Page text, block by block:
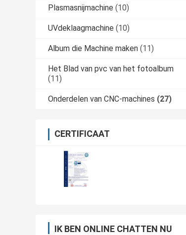
Plasmasnijmachine (10)
UVdeklaagmachine (10)
Album die Machine maken (11)
Het Blad van pvc van het fotoalbum
(11)
Onderdelen van CNC-machines (27)
CERTIFICAAT
IK BEN ONLINE CHATTEN NU